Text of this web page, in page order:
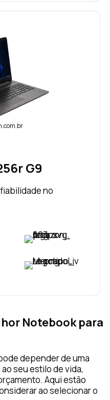
G9
no
Notebook para
depender de uma
seu estilo de vida,
Aqui estão
ao selecionar o